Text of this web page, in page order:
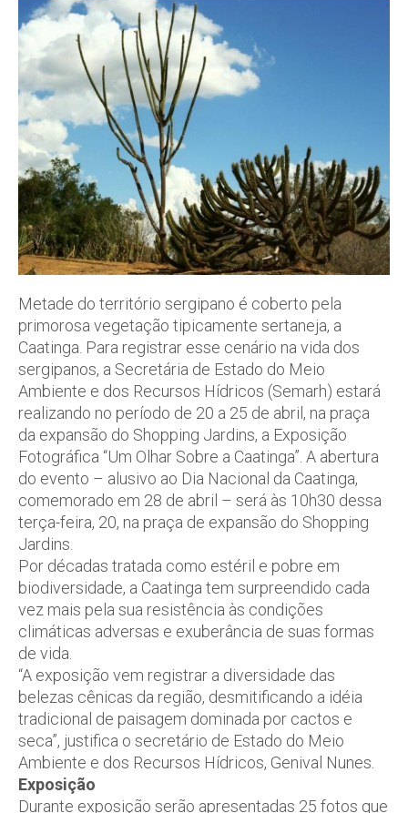
Metade do território sergipano é coberto pela
primorosa vegetação tipicamente sertaneja, a
Caatinga. Para registrar esse cenário na vida dos
sergipanos, a Secretária de Estado do Meio
Ambiente e dos Recursos Hídricos (Semarh) estará
realizando no período de 20 a 25 de abril, na praça
da expansão do Shopping Jardins, a Exposição
Fotográfica “Um Olhar Sobre a Caatinga”. A abertura
do evento – alusivo ao Dia Nacional da Caatinga,
comemorado em 28 de abril – será às 10h30 dessa
terça-feira, 20, na praça de expansão do Shopping
Jardins.
Por décadas tratada como estéril e pobre em
biodiversidade, a Caatinga tem surpreendido cada
vez mais pela sua resistência às condições
climáticas adversas e exuberância de suas formas
de vida.
“A exposição vem registrar a diversidade das
belezas cênicas da região, desmitificando a idéia
tradicional de paisagem dominada por cactos e
seca”, justifica o secretário de Estado do Meio
Ambiente e dos Recursos Hídricos, Genival Nunes.
Exposição
Durante exposição serão apresentadas 25 fotos que